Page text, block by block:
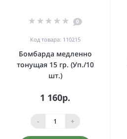
0
Код товара: 110215
Бомбарда медленно
тонущая 15 гр. (Уп./10
шт.)
1 160р.
- +